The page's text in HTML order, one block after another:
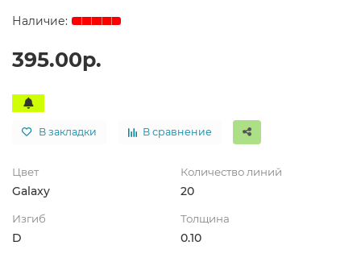
395.00р.
В закладки В сравнение
Цвет
Galaxy
Количество линий
20
Изгиб
D
Толщина
0.10